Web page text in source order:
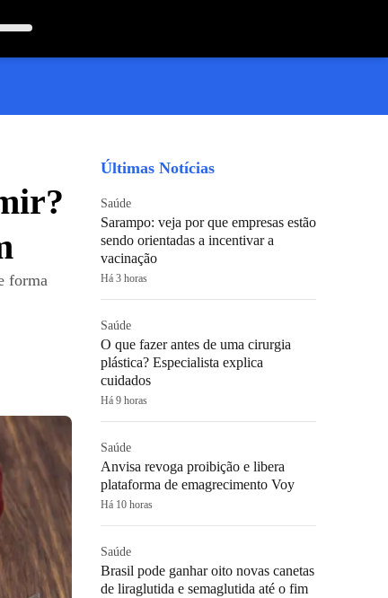
forma
Últimas Notícias
Saúde
Sarampo: veja por que empresas estão
sendo orientadas a incentivar a
vacinação
Há 3 horas
Saúde
O que fazer antes de uma cirurgia
plástica? Especialista explica
cuidados
Há 9 horas
Saúde
Anvisa revoga proibição e libera
plataforma de emagrecimento Voy
Há 10 horas
Saúde
Brasil pode ganhar oito novas canetas
de liraglutida e semaglutida até o fim